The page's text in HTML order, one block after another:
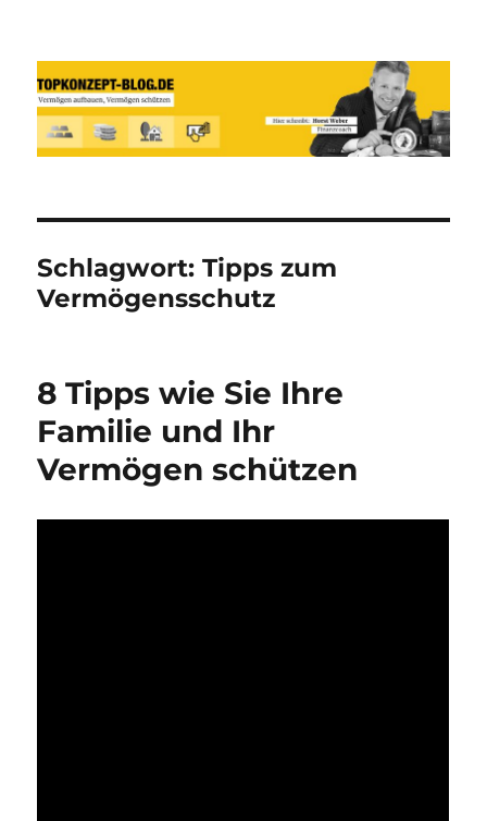
Reich werden und Vermögen
schützen mit Sachwerten-Silber-
Gold-Silbermünzen-Goldmünzen
Schlagwort:Tipps zum
Vermögensschutz
8 Tipps wie Sie Ihre
Familie und Ihr
Vermögen schützen